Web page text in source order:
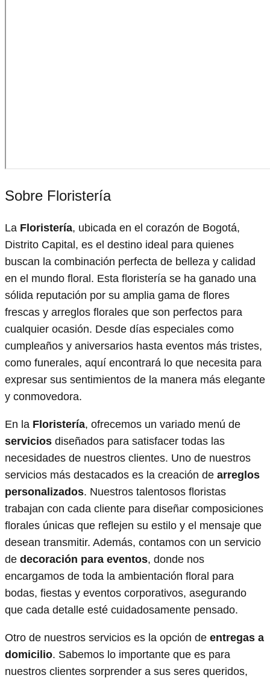
Sobre Floristería
La Floristería, ubicada en el corazón de Bogotá,
Distrito Capital, es el destino ideal para quienes
buscan la combinación perfecta de belleza y calidad
en el mundo floral. Esta floristería se ha ganado una
sólida reputación por su amplia gama de flores
frescas y arreglos florales que son perfectos para
cualquier ocasión. Desde días especiales como
cumpleaños y aniversarios hasta eventos más tristes,
como funerales, aquí encontrará lo que necesita para
expresar sus sentimientos de la manera más elegante
y conmovedora.
En la Floristería, ofrecemos un variado menú de
servicios diseñados para satisfacer todas las
necesidades de nuestros clientes. Uno de nuestros
servicios más destacados es la creación de arreglos
personalizados. Nuestros talentosos floristas
trabajan con cada cliente para diseñar composiciones
florales únicas que reflejen su estilo y el mensaje que
desean transmitir. Además, contamos con un servicio
de decoración para eventos, donde nos
encargamos de toda la ambientación floral para
bodas, fiestas y eventos corporativos, asegurando
que cada detalle esté cuidadosamente pensado.
Otro de nuestros servicios es la opción de entregas a
domicilio. Sabemos lo importante que es para
nuestros clientes sorprender a sus seres queridos,